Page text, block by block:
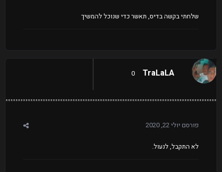
שלחתי בקשה בדיס, תאשר כדי שנוכל להמשיך
TraLaLA
0
פורסם יולי 22, 2020
לא התקבל, לנעול.